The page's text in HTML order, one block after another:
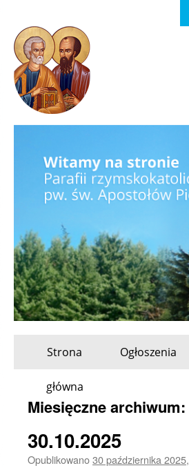
Przeskocz
Strona
główna
Ogłoszenia
Miesięczne archiwum:
30.10.2025
Opublikowano30 października 2025,